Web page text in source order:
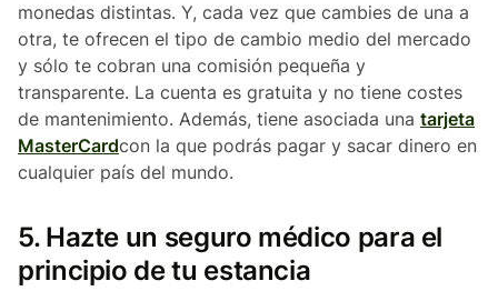
monedas distintas. Y, cada vez que cambies de una a
otra, te ofrecen el tipo de cambio medio del mercado
y sólo te cobran una comisión pequeña y
transparente. La cuenta es gratuita y no tiene costes
de mantenimiento. Además, tiene asociada una tarjeta
MasterCardcon la que podrás pagar y sacar dinero en
cualquier país del mundo.
5. Hazte un seguro médico para el
principio de tu estancia